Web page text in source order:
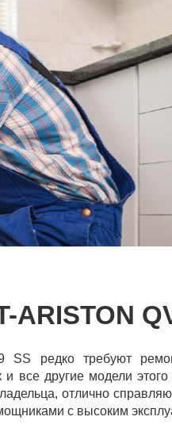
SS редко требуют
все другие модели
отлично
с высоким